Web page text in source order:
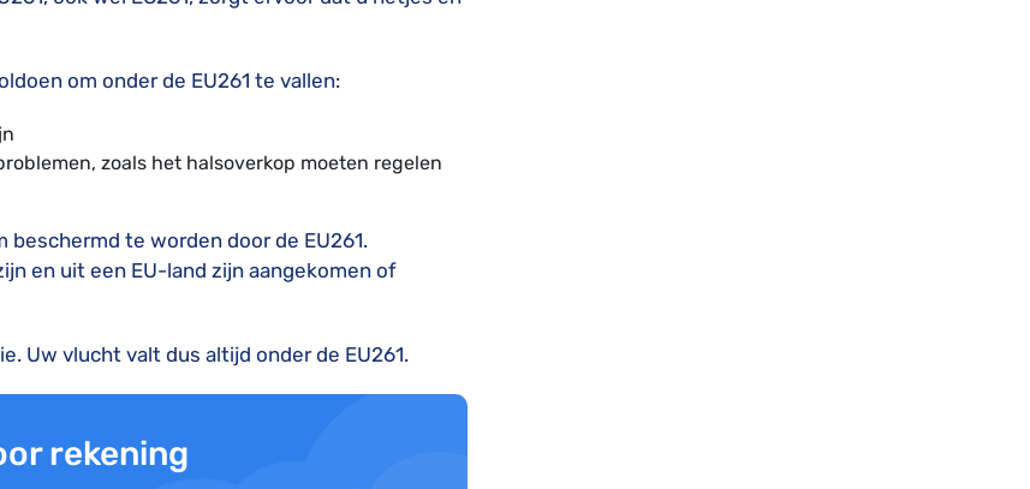
om onder de EU261 te vallen:
zoals het halsoverkop moeten regelen
te worden door de EU261.
en uit een EU-land zijn aangekomen of
Uw vlucht valt dus altijd onder de EU261.
rekening